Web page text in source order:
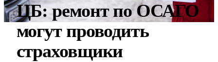
ЦБ: ремонт по ОСАГО
могут проводить
страховщики